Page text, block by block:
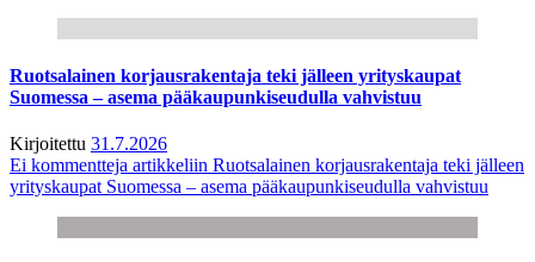
Ruotsalainen korjausrakentaja teki jälleen yrityskaupat
Suomessa – asema pääkaupunkiseudulla vahvistuu
Kirjoitettu 31.7.2026
Ei kommentteja artikkeliin Ruotsalainen korjausrakentaja teki jälleen
yrityskaupat Suomessa – asema pääkaupunkiseudulla vahvistuu